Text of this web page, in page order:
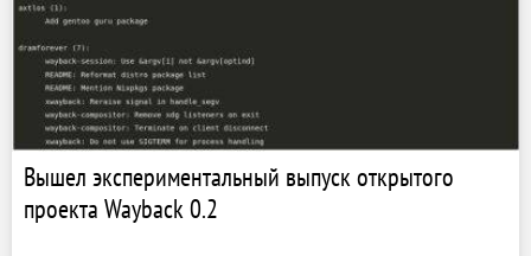
Вышел экспериментальный выпуск открытого
проекта Wayback 0.2